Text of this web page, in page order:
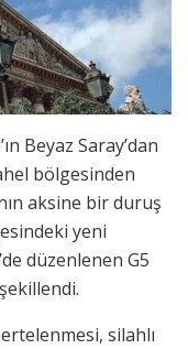
Beyaz Saray’dan
bölgesinden
aksine bir duruş
yeni
düzenlenen G5
silahlı